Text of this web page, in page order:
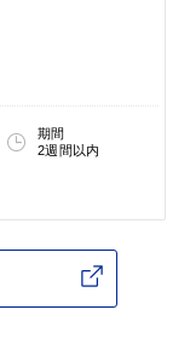
期間
2週間以内